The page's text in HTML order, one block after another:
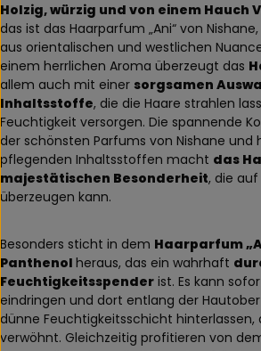
Holzig, würzig und von einem Hauch
das ist das Haarparfum „Ani“ von
aus orientalischen und westlichen
einem herrlichen Aroma überzeugt das
allem auch mit einer sorgsamen
Inhaltsstoffe, die die Haare strahlen
Feuchtigkeit versorgen. Die spannende
der schönsten Parfums von Nishane und
pflegenden Inhaltsstoffen macht das
majestätischen Besonderheit, die auf
überzeugen kann.
Besonders sticht in dem Haarparfum
Panthenol heraus, das ein wahrhaft
Feuchtigkeitsspender ist. Es kann
eindringen und dort entlang der
dünne Feuchtigkeitsschicht hinterlassen,
verwöhnt. Gleichzeitig profitieren von